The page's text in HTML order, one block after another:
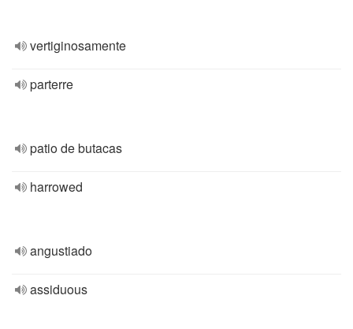
vertiginosamente
parterre
patio de butacas
harrowed
angustiado
assiduous